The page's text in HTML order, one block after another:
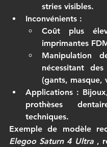
stries visibles.
Inconvénients :
Coût plus
imprimantes
Manipulation
nécessitant
(gants, masque,
Applications :
prothèses
techniques.
Exemple de modèle
Elegoo Saturn 4 Ultra ,